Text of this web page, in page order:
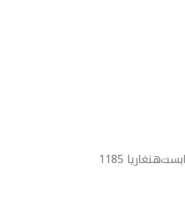
هنغاريا 1185